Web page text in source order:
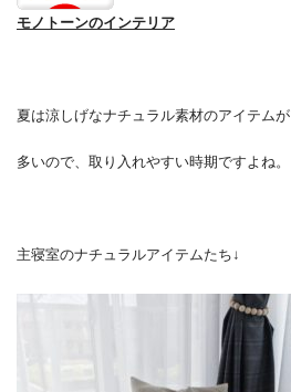
モノトーンのインテリア
夏は涼しげなナチュラル素材のアイテムが
多いので、取り入れやすい時期ですよね。
主寝室のナチュラルアイテムたち↓